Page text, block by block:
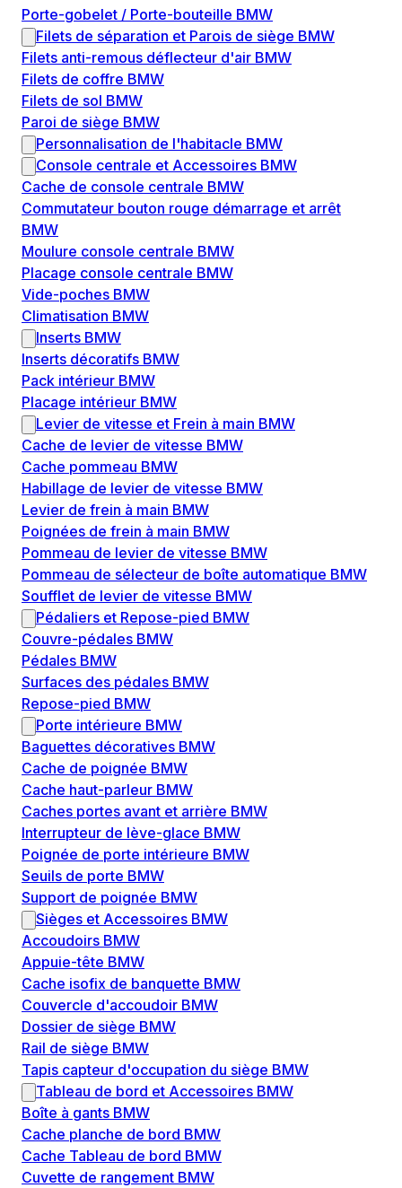
Porte-gobelet / Porte-bouteille BMW
Filets de séparation et Parois de siège BMW
Filets anti-remous déflecteur d'air BMW
Filets de coffre BMW
Filets de sol BMW
Paroi de siège BMW
Personnalisation de l'habitacle BMW
Console centrale et Accessoires BMW
Cache de console centrale BMW
Commutateur bouton rouge démarrage et arrêt
BMW
Moulure console centrale BMW
Placage console centrale BMW
Vide-poches BMW
Climatisation BMW
Inserts BMW
Inserts décoratifs BMW
Pack intérieur BMW
Placage intérieur BMW
Levier de vitesse et Frein à main BMW
Cache de levier de vitesse BMW
Cache pommeau BMW
Habillage de levier de vitesse BMW
Levier de frein à main BMW
Poignées de frein à main BMW
Pommeau de levier de vitesse BMW
Pommeau de sélecteur de boîte automatique BMW
Soufflet de levier de vitesse BMW
Pédaliers et Repose-pied BMW
Couvre-pédales BMW
Pédales BMW
Surfaces des pédales BMW
Repose-pied BMW
Porte intérieure BMW
Baguettes décoratives BMW
Cache de poignée BMW
Cache haut-parleur BMW
Caches portes avant et arrière BMW
Interrupteur de lève-glace BMW
Poignée de porte intérieure BMW
Seuils de porte BMW
Support de poignée BMW
Sièges et Accessoires BMW
Accoudoirs BMW
Appuie-tête BMW
Cache isofix de banquette BMW
Couvercle d'accoudoir BMW
Dossier de siège BMW
Rail de siège BMW
Tapis capteur d'occupation du siège BMW
Tableau de bord et Accessoires BMW
Boîte à gants BMW
Cache planche de bord BMW
Cache Tableau de bord BMW
Cuvette de rangement BMW